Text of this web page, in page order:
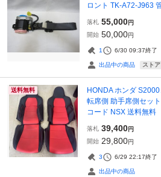
ロント TK-A72-J963
落札 55,000円
開始 50,000円
1 6/30 09:37終了
出品中の商品 ストア
送料無料
HONDA ホンダ
転席側 助手席側セッ
コード NSX 送料無料
落札 39,400円
開始 29,800円
3 6/29 22:17終了
出品中の商品